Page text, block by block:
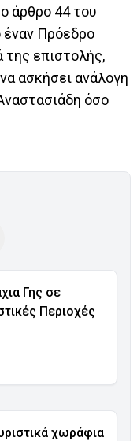
άρθρο 44 του
Πρόεδρο
της επιστολής,
ασκήσει ανάλογη
όσο
Γης σε
Περιοχές
χωράφια